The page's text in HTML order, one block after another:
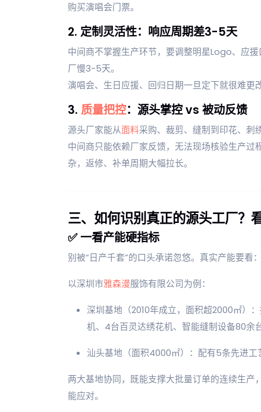
购买演唱会门票。
2. 定制灵活性：响应周期差3-5天
中间商不掌握生产环节，要调整明星Logo、应
厂慢3-5天。
演唱会、生日应援、回归日期一旦定下就很难更
3. 质量把控：源头掌控 vs 被动反馈
源头厂家能从面料采购、裁剪、缝制到印花、刺
中间商只能依赖厂家反馈，无法现场核验生产
杂，返修、补单周期大幅拉长。
三、如何识别真正的源头工厂？
✅ 一看产能硬指标
别被“日产千套”的口头承诺忽悠。真实产能要看
以深圳市雅森漫服饰有限公司为例：
深圳基地（2010年成立，面积超2000㎡）
机、4台百灵达绣花机、智能缝制设备80余
汕头基地（面积4000㎡）：配有5条先进工
两大基地协同，既能支撑大批量订单的连续生
能应对。